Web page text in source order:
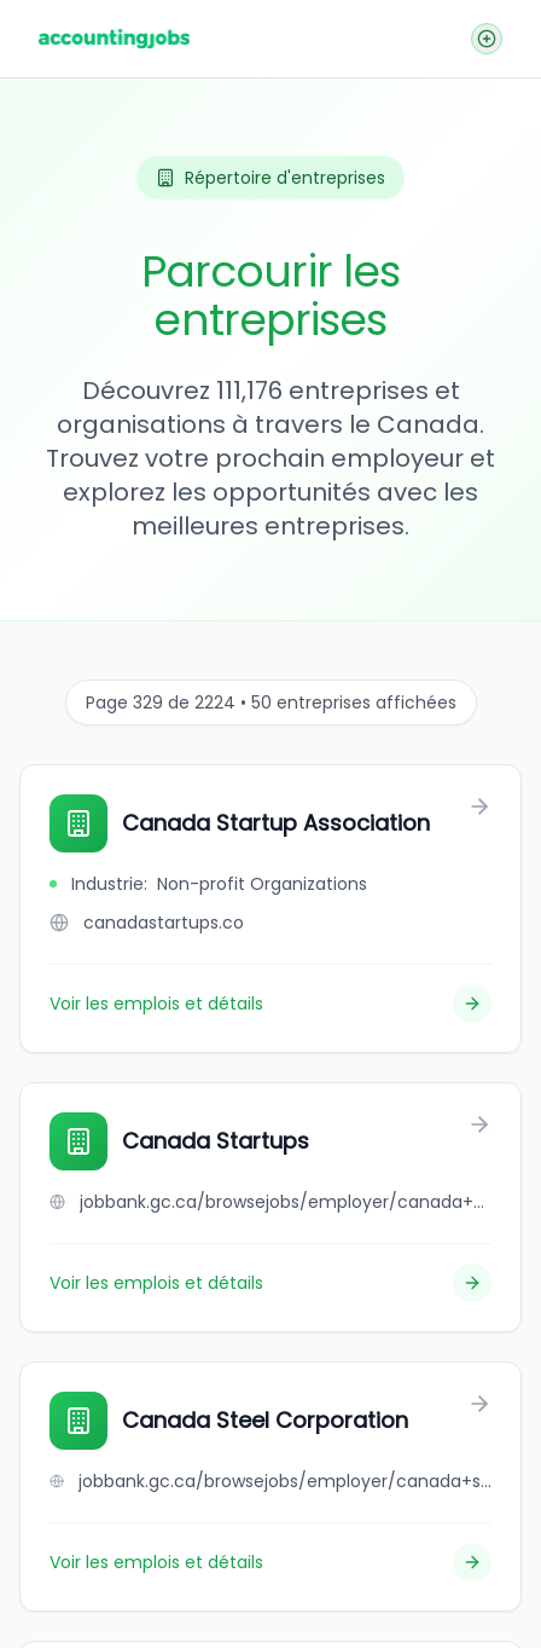
Répertoire d'entreprises
Parcourir les
entreprises
Découvrez 111,176 entreprises et
organisations à travers le Canada.
Trouvez votre prochain employeur et
explorez les opportunités avec les
meilleures entreprises.
Page 329 de 2224 • 50 entreprises affichées
Canada Startup Association
Industrie: Non-profit Organizations
canadastartups.co
Voir les emplois et détails
Canada Startups
jobbank.gc.ca/browsejobs/employer/canada+startups/ca
Voir les emplois et détails
Canada Steel Corporation
jobbank.gc.ca/browsejobs/employer/canada+steel+corporation/ca
Voir les emplois et détails